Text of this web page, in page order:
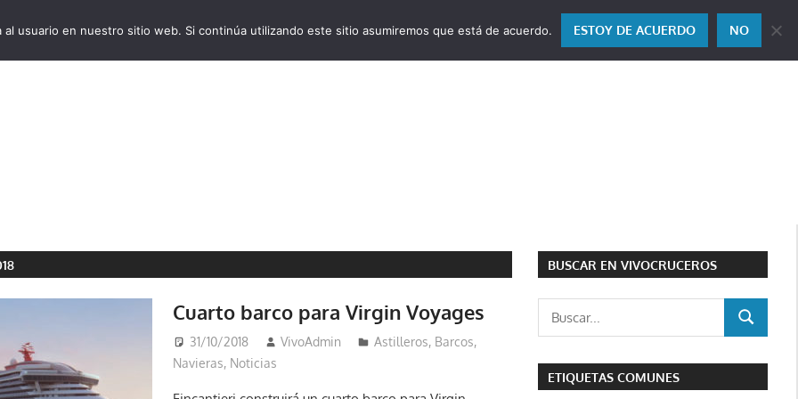
Cuarto barco para Virgin Voyages
31/10/2018 VivoAdmin Astilleros, Barcos,
Navieras, Noticias
BUSCAR EN VIVOCRUCEROS
BUSCAR
ETIQUETAS COMUNES
usuario en nuestro sitio web. Si continúa utilizando este sitio asumiremos que está de acuerdo. ESTOY DE ACUERDO NO